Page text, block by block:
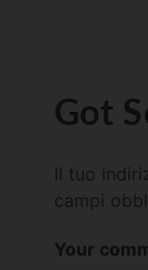
Got
Il tuo
campi
Your